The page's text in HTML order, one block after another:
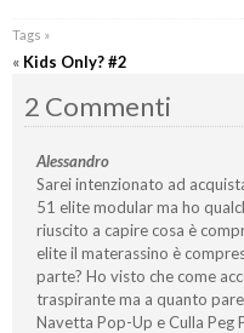
Tags »
« Kids Only? #2
2 Commenti
Alessandro
Sarei intenzionato ad
51 elite modular ma ho
riuscito a capire cosa è
elite il materassino è
parte? Ho visto che come
traspirante ma a quanto
Navetta Pop-Up e Culla Peg